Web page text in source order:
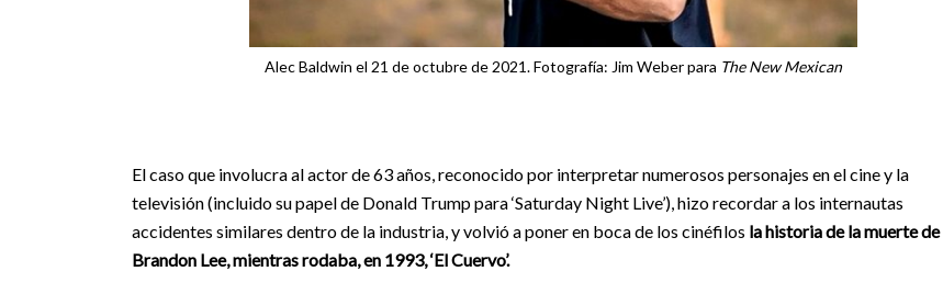
Alec Baldwin el 21 de octubre de 2021. Fotografía: Jim Weber para The New Mexican
El caso que involucra al actor de 63 años, reconocido por interpretar numerosos personajes en el cine y la
televisión (incluido su papel de Donald Trump para ‘Saturday Night Live’), hizo recordar a los internautas
accidentes similares dentro de la industria, y volvió a poner en boca de los cinéfilos la historia de la muerte de
Brandon Lee, mientras rodaba, en 1993, ‘El Cuervo’.